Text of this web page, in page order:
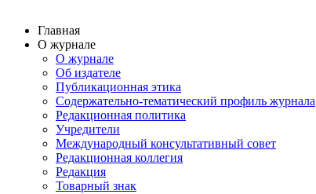
Главная
О журнале
О журнале
Об издателе
Публикационная этика
Содержательно-тематический профиль журнала
Редакционная политика
Учредители
Международный консультативный совет
Редакционная коллегия
Редакция
Товарный знак